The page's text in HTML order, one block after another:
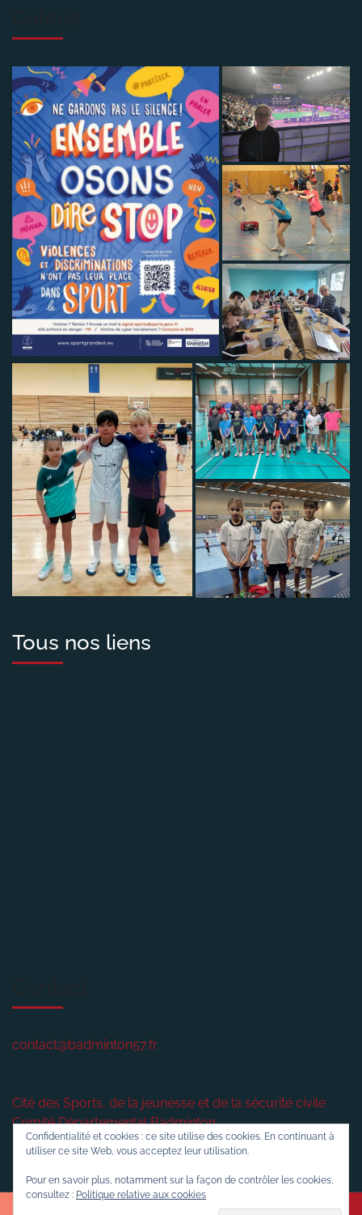
Tous nos liens
contact@badminton57.fr
Cité des Sports, de la jeunesse et de la sécurité civile
Comité Départemental Badminton
2 rue plénière
Confidentialité et cookies : ce site utilise des cookies. En continuant à
utiliser ce site Web, vous acceptez leur utilisation.
Pour en savoir plus, notamment sur la façon de contrôler les cookies,
consultez : Politique relative aux cookies